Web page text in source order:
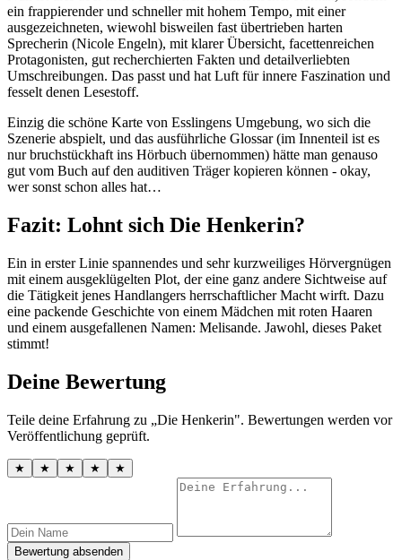
ein frappierender und schneller mit hohem Tempo, mit einer
ausgezeichneten, wiewohl bisweilen fast übertrieben harten
Sprecherin (Nicole Engeln), mit klarer Übersicht, facettenreichen
Protagonisten, gut recherchierten Fakten und detailverliebten
Umschreibungen. Das passt und hat Luft für innere Faszination und
fesselt denen Lesestoff.
Einzig die schöne Karte von Esslingens Umgebung, wo sich die
Szenerie abspielt, und das ausführliche Glossar (im Innenteil ist es
nur bruchstückhaft ins Hörbuch übernommen) hätte man genauso
gut vom Buch auf den auditiven Träger kopieren können - okay,
wer sonst schon alles hat…
Fazit: Lohnt sich Die Henkerin?
Ein in erster Linie spannendes und sehr kurzweiliges Hörvergnügen
mit einem ausgeklügelten Plot, der eine ganz andere Sichtweise auf
die Tätigkeit jenes Handlangers herrschaftlicher Macht wirft. Dazu
eine packende Geschichte von einem Mädchen mit roten Haaren
und einem ausgefallenen Namen: Melisande. Jawohl, dieses Paket
stimmt!
Deine Bewertung
Teile deine Erfahrung zu „Die Henkerin". Bewertungen werden vor
Veröffentlichung geprüft.
★ ★ ★ ★ ★
Bewertung absenden